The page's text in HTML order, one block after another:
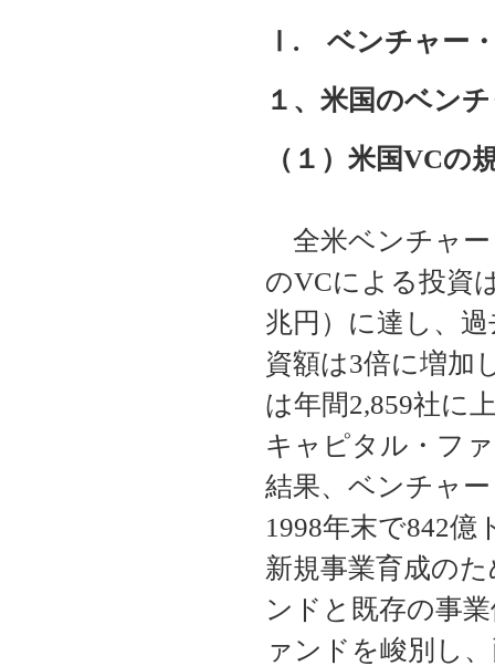
Ⅰ. ベンチャー
１、米国のベン
（１）米国VCの
全米ベンチャー
のVCによる投資
兆円）に達し、
資額は3倍に増加
は年間2,859社に
キャピタル・フ
結果、ベンチャ
1998年末で842億
新規事業育成の
ンドと既存の事
ァンドを峻別し